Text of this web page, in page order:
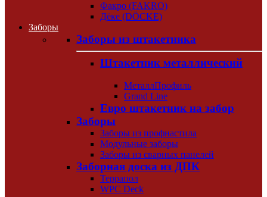
Факро (FAKRO)
Дёке (DÖCKE)
Заборы
Заборы из штакетника
Штакетник металлический
МеталлПрофиль
Grand Line
Евро штакетник на забор
Заборы
Заборы из профнастила
Модульные заборы
Заборы из сварных панелей
Заборная доска из ДПК
Террапол
WPC Deck